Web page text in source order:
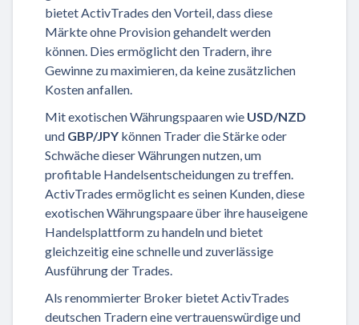
bietet ActivTrades den Vorteil, dass diese
Märkte ohne Provision gehandelt werden
können. Dies ermöglicht den Tradern, ihre
Gewinne zu maximieren, da keine zusätzlichen
Kosten anfallen.
Mit exotischen Währungspaaren wie USD/NZD
und GBP/JPY können Trader die Stärke oder
Schwäche dieser Währungen nutzen, um
profitable Handelsentscheidungen zu treffen.
ActivTrades ermöglicht es seinen Kunden, diese
exotischen Währungspaare über ihre hauseigene
Handelsplattform zu handeln und bietet
gleichzeitig eine schnelle und zuverlässige
Ausführung der Trades.
Als renommierter Broker bietet ActivTrades
deutschen Tradern eine vertrauenswürdige und